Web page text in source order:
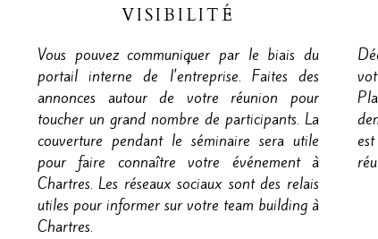
VISIBILITÉ
Vous pouvez communiquer par le biais du
portail interne de l'entreprise. Faites des
annonces autour de votre réunion pour
toucher un grand nombre de participants. La
couverture pendant le séminaire sera utile
pour faire connaître votre événement à
Chartres. Les réseaux sociaux sont des relais
utiles pour informer sur votre team building à
Chartres.